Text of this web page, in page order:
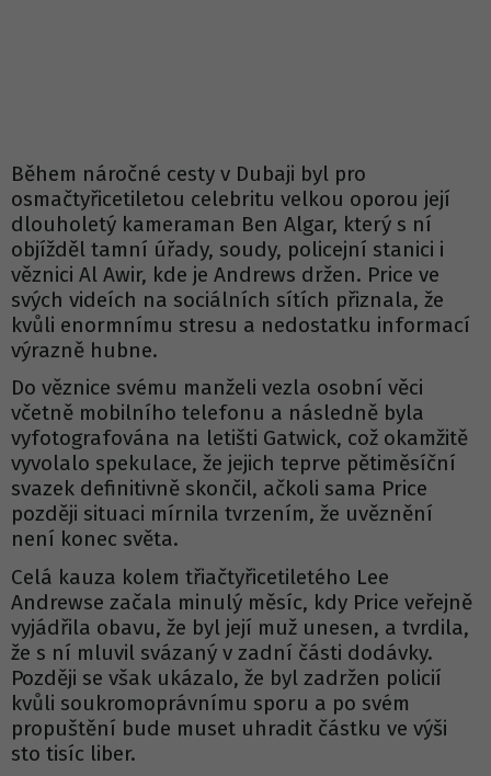
Během náročné cesty v Dubaji byl pro
osmačtyřicetiletou celebritu velkou oporou její
dlouholetý kameraman Ben Algar, který s ní
objížděl tamní úřady, soudy, policejní stanici i
věznici Al Awir, kde je Andrews držen. Price ve
svých videích na sociálních sítích přiznala, že
kvůli enormnímu stresu a nedostatku informací
výrazně hubne.
Do věznice svému manželi vezla osobní věci
včetně mobilního telefonu a následně byla
vyfotografována na letišti Gatwick, což okamžitě
vyvolalo spekulace, že jejich teprve pětiměsíční
svazek definitivně skončil, ačkoli sama Price
později situaci mírnila tvrzením, že uvěznění
není konec světa.
Celá kauza kolem třiačtyřicetiletého Lee
Andrewse začala minulý měsíc, kdy Price veřejně
vyjádřila obavu, že byl její muž unesen, a tvrdila,
že s ní mluvil svázaný v zadní části dodávky.
Později se však ukázalo, že byl zadržen policií
kvůli soukromoprávnímu sporu a po svém
propuštění bude muset uhradit částku ve výši
sto tisíc liber.